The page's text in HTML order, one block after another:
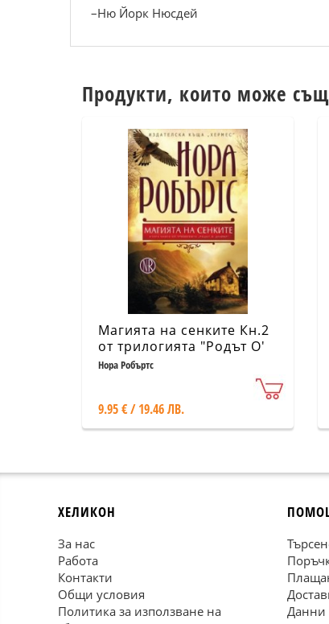
–Ню Йорк Нюсдей
Продукти, които може
Магията на сенките Кн.2
от трилогията "Родът О'
Дуайър"
Нора Робъртс
9.95 € / 19.46 ЛВ.
ХЕЛИКОН
За нас
Работа
Контакти
Общи условия
Политика за използване на
Данни